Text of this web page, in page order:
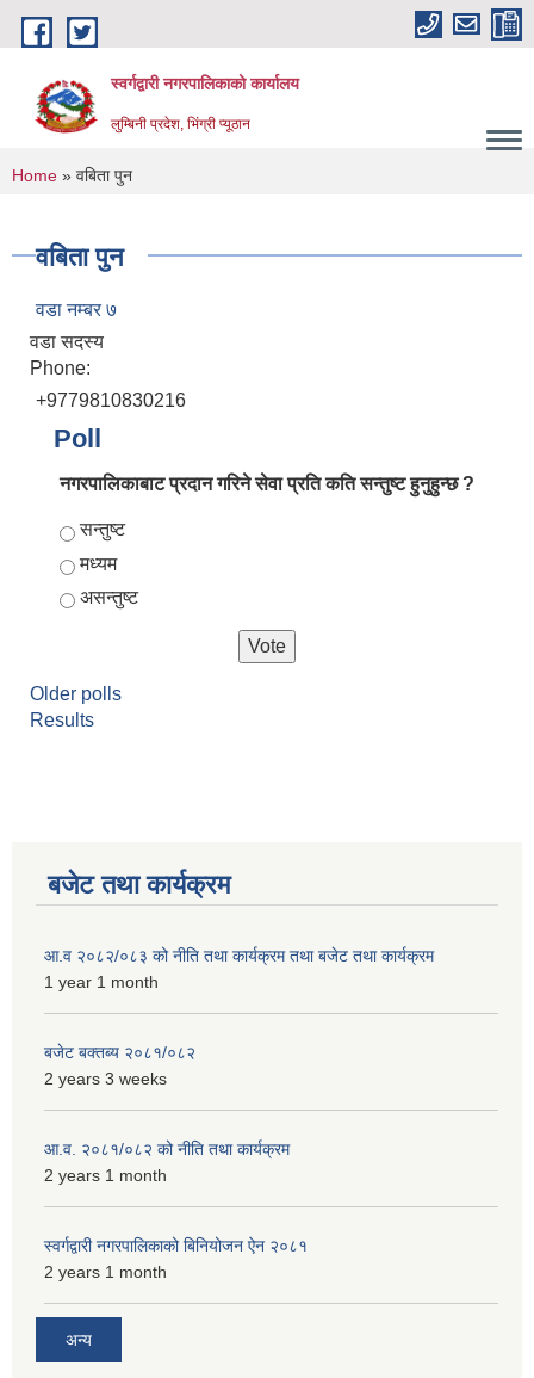
Skip to main content
स्वर्गद्वारी नगरपालिकाको कार्यालय
लुम्बिनी प्रदेश, भिंग्री प्यूठान
You are here
Home » वबिता पुन
वबिता पुन
वडा नम्बर ७
वडा सदस्य
Phone:
+9779810830216
Poll
नगरपालिकाबाट प्रदान गरिने सेवा प्रति कति सन्तुष्ट हुनुहुन्छ ?
Choices
सन्तुष्ट
मध्यम
असन्तुष्ट
Older polls
Results
बजेट तथा कार्यक्रम
आ.व २०८२/०८३ को नीति तथा कार्यक्रम तथा बजेट तथा कार्यक्रम
1 year 1 month
बजेट बक्तब्य २०८१/०८२
2 years 3 weeks
आ.व. २०८१/०८२ को नीति तथा कार्यक्रम
2 years 1 month
स्वर्गद्वारी नगरपालिकाको बिनियोजन ऐन २०८१
2 years 1 month
अन्य